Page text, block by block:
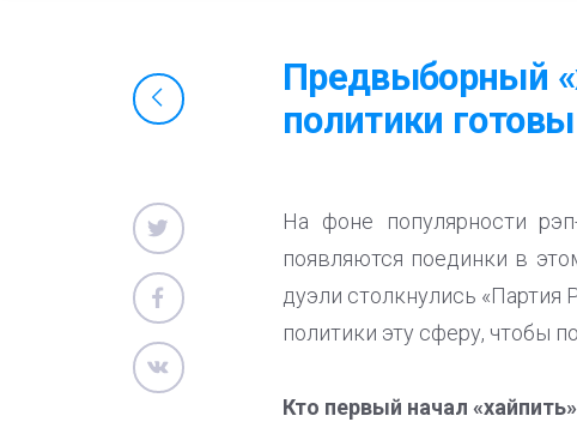
Предвыборный
политики
На фоне популярности
появляются поединки в
дуэли столкнулись «Партия
политики эту сферу, чтобы
Кто первый начал «хайпить»